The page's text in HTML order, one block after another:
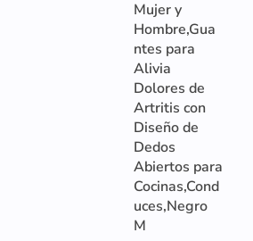
Mujer y
Hombre,Gua
ntes para
Alivia
Dolores de
Artritis con
Diseño de
Dedos
Abiertos para
Cocinas,Cond
uces,Negro
M